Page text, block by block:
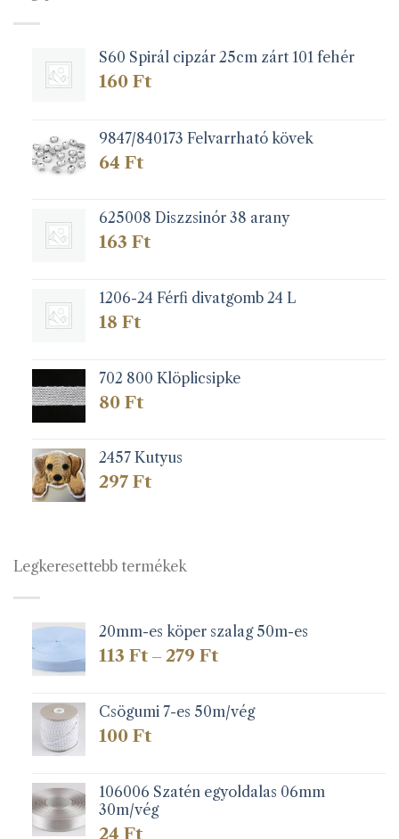
S60 Spirál cipzár 25cm zárt 101 fehér
160 Ft
9847/840173 Felvarrható kövek
64 Ft
625008 Diszzsinór 38 arany
163 Ft
1206-24 Férfi divatgomb 24 L
18 Ft
702 800 Klöplicsipke
80 Ft
2457 Kutyus
297 Ft
Legkeresettebb termékek
20mm-es köper szalag 50m-es
113 Ft – 279 FtÁrtartomány:
279 Ft
Csögumi 7-es 50m/vég
100 Ft
106006 Szatén egyoldalas 06mm
30m/vég
24 Ft